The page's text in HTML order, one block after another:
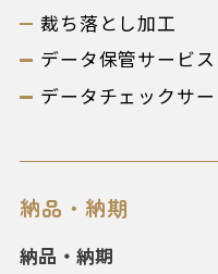
裁ち落とし加工
データ保管サービス
データチェックサー
納品・納期
納品・納期